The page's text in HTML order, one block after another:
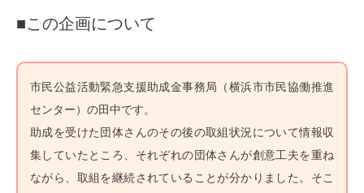
■この企画について
市民公益活動緊急支援助成金事務局（横浜市市民協働推進
センター）の田中です。
助成を受けた団体さんのその後の取組状況について情報収
集していたところ、それぞれの団体さんが創意工夫を重ね
ながら、取組を継続されていることが分かりました。そこ